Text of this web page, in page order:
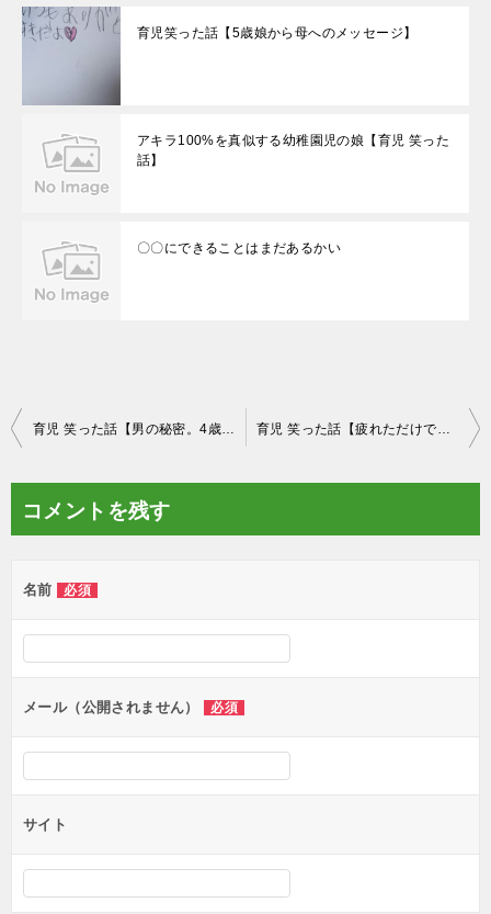
育児笑った話【5歳娘から母へのメッセージ】
アキラ100%を真似する幼稚園児の娘【育児 笑った
話】
〇〇にできることはまだあるかい
投
ビ
ー
シ
ン
育児 笑った話【男の秘密。4歳娘衝撃の質問。】 育児 笑った話【疲れただけで良いことなかった日。】
コメントを残す
名前 必須
メール（公開されません） 必須
サイト